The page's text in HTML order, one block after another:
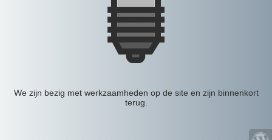
We zijn bezig met werkzaamheden op de site en zijn binnenkort
terug.